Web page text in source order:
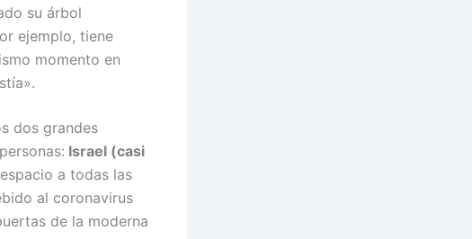
su árbol
ejemplo, tiene
momento en
dos grandes
Israel (casi
a todas las
al coronavirus
de la moderna